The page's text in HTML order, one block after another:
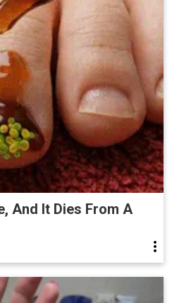
And It Dies From A